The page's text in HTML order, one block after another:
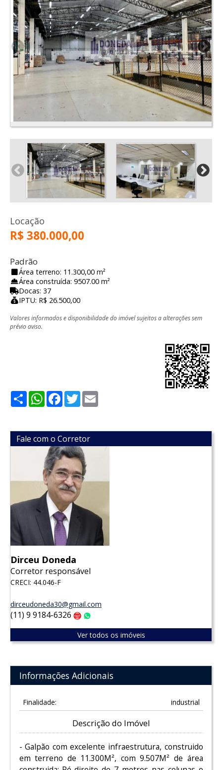
Locação
R$ 380.000,00
Padrão
Área terreno: 11.300,00 m²
Área construída: 9507.00 m²
Docas: 37
IPTU: R$ 26.500,00
Valores informados e disponibilidade do imóvel sujeitos a alterações sem
prévio aviso.
ShareWhatsApp
Facebook
Twitter
Fale com o Corretor
Dirceu Doneda
Corretor responsável
CRECI: 44.046-F
dirceudoneda30@gmail.com
(11) 9 9184-6326 Claro
Ver todos os imóveis
Informações Adicionais
Finalidade: industrial
Descrição do Imóvel
- Galpão com excelente infraestrutura, construido
em terreno de 11.300M², com 9.507M² de área